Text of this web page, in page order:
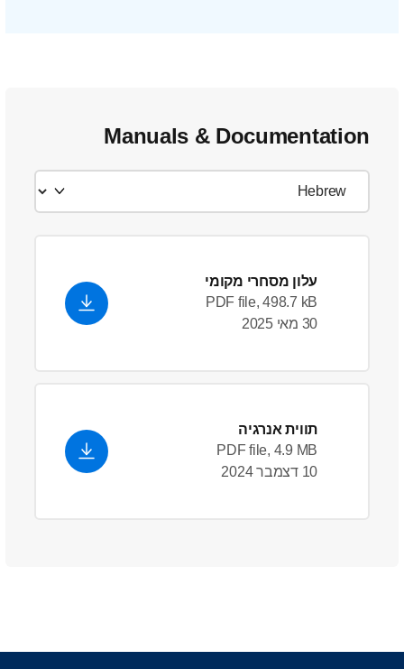
Manuals & Documentation
עלון מסחרי מקומי
PDF file, 498.7 kB
30 מאי 2025
תווית אנרגיה
PDF file, 4.9 MB
10 דצמבר 2024